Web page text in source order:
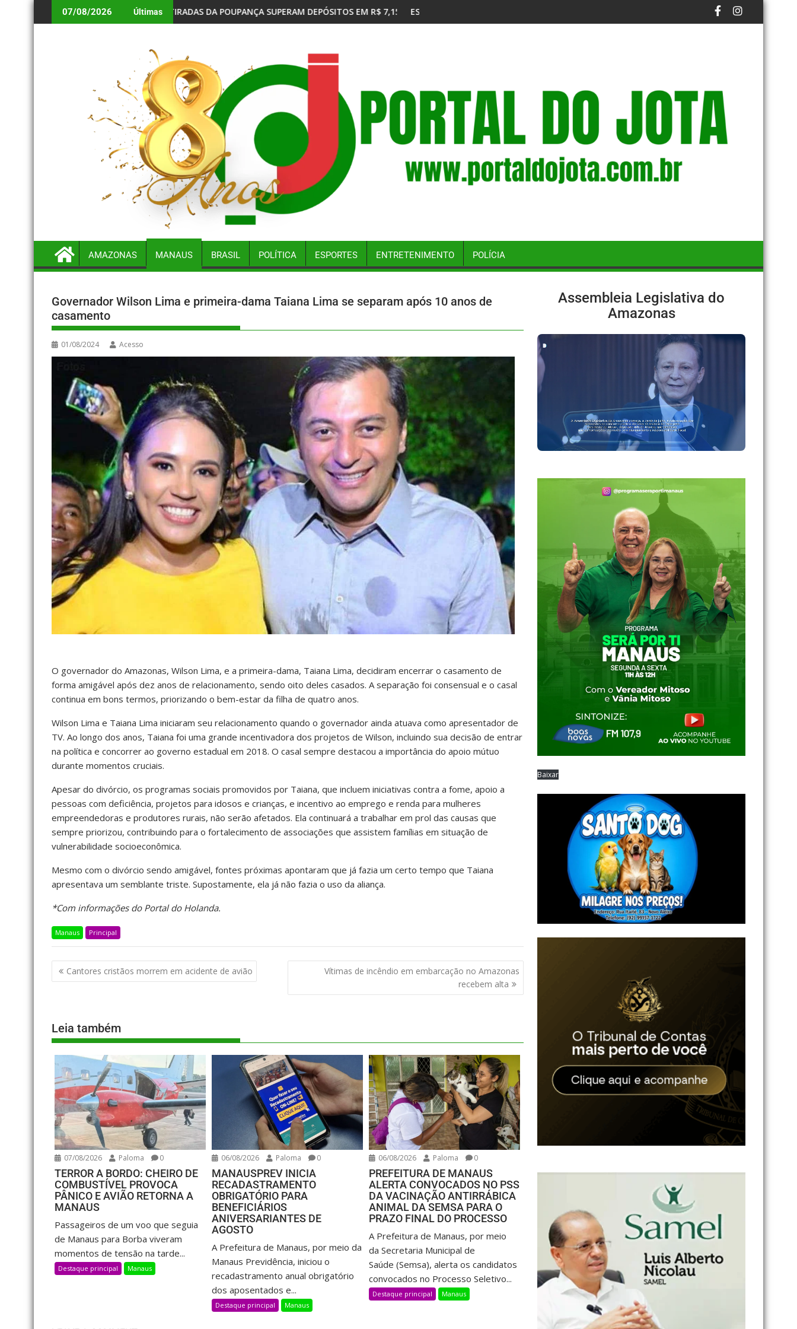
07/08/2026 Últimas
RETIRADAS DA POUPANÇA SUPERAM DEPÓSITOS EM R$ 7,15 BILHÕES EM JULHOESTADO DE SÃO PAULO CONFIRMA 23 CASOS DE SARAMPO; 16 NÃO SE VACINARAMTERROR A BORDO: CHEIRO DE COMBUSTÍVEL PROVOCA
AMAZONAS MANAUS BRASIL POLÍTICA ESPORTES ENTRETENIMENTO POLÍCIA
Governador Wilson Lima e primeira-dama Taiana Lima se separam após 10 anos de
casamento
01/08/2024 Acesso
O governador do Amazonas, Wilson Lima, e a primeira-dama, Taiana Lima, decidiram encerrar o casamento de
forma amigável após dez anos de relacionamento, sendo oito deles casados. A separação foi consensual e o casal
continua em bons termos, priorizando o bem-estar da filha de quatro anos.
Wilson Lima e Taiana Lima iniciaram seu relacionamento quando o governador ainda atuava como apresentador de
TV. Ao longo dos anos, Taiana foi uma grande incentivadora dos projetos de Wilson, incluindo sua decisão de entrar
na política e concorrer ao governo estadual em 2018. O casal sempre destacou a importância do apoio mútuo
durante momentos cruciais.
Apesar do divórcio, os programas sociais promovidos por Taiana, que incluem iniciativas contra a fome, apoio a
pessoas com deficiência, projetos para idosos e crianças, e incentivo ao emprego e renda para mulheres
empreendedoras e produtores rurais, não serão afetados. Ela continuará a trabalhar em prol das causas que
sempre priorizou, contribuindo para o fortalecimento de associações que assistem famílias em situação de
vulnerabilidade socioeconômica.
Mesmo com o divórcio sendo amigável, fontes próximas apontaram que já fazia um certo tempo que Taiana
apresentava um semblante triste. Supostamente, ela já não fazia o uso da aliança.
*Com informações do Portal do Holanda.
Manaus Principal
Cantores cristãos morrem em acidente de avião
Vítimas de incêndio em embarcação no Amazonas
recebem alta
Leia também
07/08/2026 Paloma 0
TERROR A BORDO: CHEIRO DE
COMBUSTÍVEL PROVOCA
PÂNICO E AVIÃO RETORNA A
MANAUS
Passageiros de um voo que seguia
de Manaus para Borba viveram
momentos de tensão na tarde...
Destaque principal Manaus
06/08/2026 Paloma 0
MANAUSPREV INICIA
RECADASTRAMENTO
OBRIGATÓRIO PARA
BENEFICIÁRIOS
ANIVERSARIANTES DE
AGOSTO
A Prefeitura de Manaus, por meio da
Manaus Previdência, iniciou o
recadastramento anual obrigatório
dos aposentados e...
Destaque principal Manaus
06/08/2026 Paloma 0
PREFEITURA DE MANAUS
ALERTA CONVOCADOS NO PSS
DA VACINAÇÃO ANTIRRÁBICA
ANIMAL DA SEMSA PARA O
PRAZO FINAL DO PROCESSO
A Prefeitura de Manaus, por meio
da Secretaria Municipal de
Saúde (Semsa), alerta os candidatos
convocados no Processo Seletivo...
Destaque principal Manaus
Assembleia Legislativa do
Amazonas
Baixar